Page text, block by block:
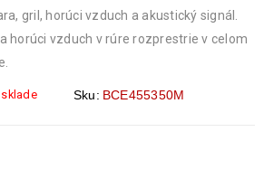
gril, horúci vzduch a akustický signál.
horúci vzduch v rúre rozprestrie v celom
Sku: BCE455350M